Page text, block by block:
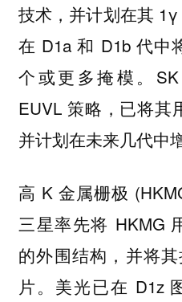
技术，并计划在其
在 D1a 和 D1b 代中
个或更多掩模。
EUVL 策略，已将其
并计划在未来几代中
高 K 金属栅极
三星率先将 HKMG
的外围结构，并将
片。美光已在 D1z